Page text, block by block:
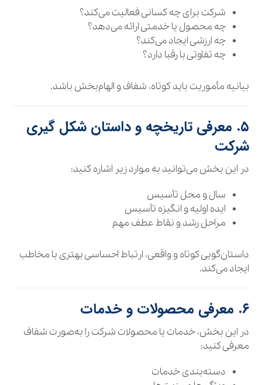
شرکت برای چه کسانی فعالیت می‌کند؟
چه محصول یا خدمتی ارائه می‌دهد؟
چه ارزشی ایجاد می‌کند؟
چه تفاوتی با رقبا دارد؟
بیانیه مأموریت باید کوتاه، شفاف و الهام‌بخش باشد.
۵. معرفی تاریخچه و داستان شکل‌ گیری
شرکت
در این بخش می‌توانید به موارد زیر اشاره کنید:
سال و محل تأسیس
ایده اولیه و انگیزه تأسیس
مراحل رشد و نقاط عطف مهم
داستان‌گویی کوتاه و واقعی، ارتباط احساسی بهتری با مخاطب
ایجاد می‌کند.
۶. معرفی محصولات و خدمات
در این بخش، خدمات یا محصولات شرکت را به‌صورت شفاف
معرفی کنید:
دسته‌بندی خدمات